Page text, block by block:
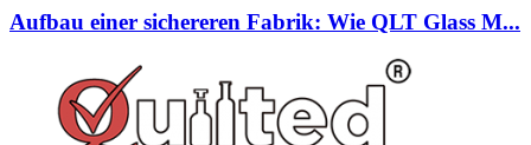
Aufbau einer sichereren Fabrik: Wie QLT Glass M...